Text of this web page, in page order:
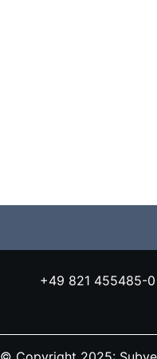
+49 821 455485-0